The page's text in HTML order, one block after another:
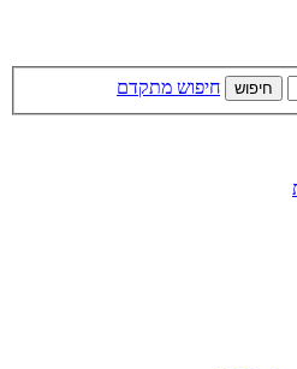
חיפוש חיפוש מתקדם